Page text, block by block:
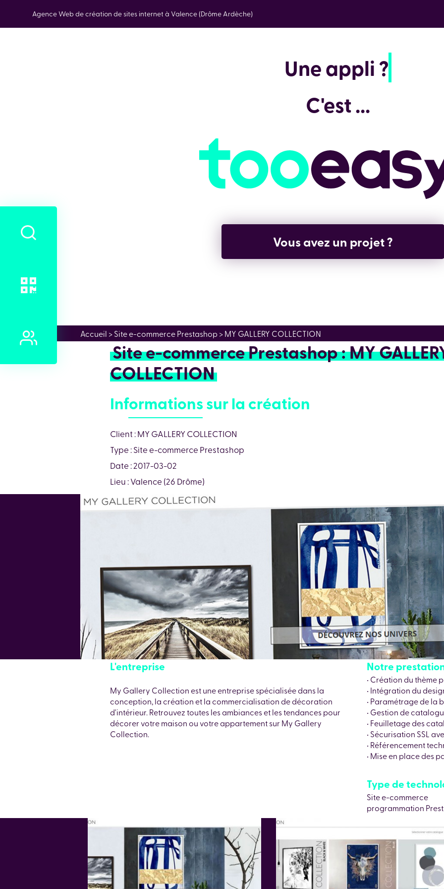
Agence Web de création de sites internet à Valence (Drôme Ardèche)
Une
C'est ...
Vous avez un projet ?
Accueil > Site e-commerce Prestashop > MY GALLERY COLLECTION
Site e-commerce Prestashop : MY
COLLECTION
Informations sur la création
Client : MY GALLERY COLLECTION
Type : Site e-commerce Prestashop
Date : 2017-03-02
Lieu : Valence (26 Drôme)
L'entreprise
My Gallery Collection est une entreprise spécialisée dans la
conception, la création et la commercialisation de décoration
d'intérieur. Retrouvez toutes les ambiances et les tendances pour
décorer votre maison ou votre appartement sur My Gallery
Collection.
Notre
• Création du thème
• Intégration du
• Paramétrage de la
• Gestion de
• Feuilletage des
• Sécurisation SSL
• Référencement
• Mise en place des
Type de
Site e-commerce
programmation